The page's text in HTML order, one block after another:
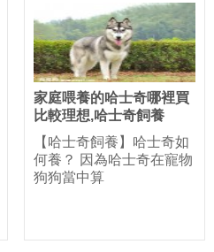
家庭喂養的哈士奇哪裡買
比較理想,哈士奇飼養
【哈士奇飼養】哈士奇如
何養？ 因為哈士奇在寵物
狗狗當中算